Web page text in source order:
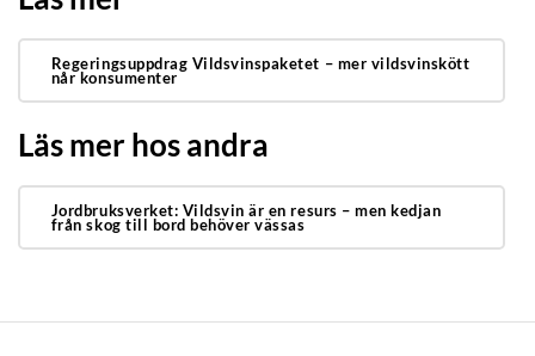
Regeringsuppdrag Vildsvinspaketet – mer vildsvinskött
når konsumenter
Läs mer hos andra
Jordbruksverket: Vildsvin är en resurs – men kedjan
från skog till bord behöver vässas